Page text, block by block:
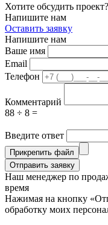
Хотите обсудить проект?
Напишите нам
Оставить заявку
Напишите нам
Ваше имя
Email
Телефон
Комментарий
88 ÷ 8 =
Введите ответ
Прикрепить файл
Отправить заявку
Наш менеджер по
время
Нажимая на кнопку
обработку моих